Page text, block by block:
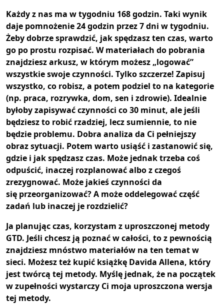
Każdy z nas ma w tygodniu 168 godzin. Taki wynik
daje pomnożenie 24 godzin przez 7 dni w tygodniu.
Żeby dobrze sprawdzić, jak spędzasz ten czas, warto
go po prostu rozpisać. W materiałach do pobrania
znajdziesz arkusz, w którym możesz „logować”
wszystkie swoje czynności. Tylko szczerze! Zapisuj
wszystko, co robisz, a potem podziel to na kategorie
(np. praca, rozrywka, dom, sen i zdrowie). Idealnie
byłoby zapisywać czynności co 30 minut, ale jeśli
będziesz to robić rzadziej, lecz sumiennie, to nie
będzie problemu. Dobra analiza da Ci pełniejszy
obraz sytuacji. Potem warto usiąść i zastanowić się,
gdzie i jak spędzasz czas. Może jednak trzeba coś
odpuścić, inaczej rozplanować albo z czegoś
zrezygnować. Może jakieś czynności da
się przeorganizować? A może oddelegować część
zadań lub inaczej je rozdzielić?
Ja planując czas, korzystam z uproszczonej metody
GTD. Jeśli chcesz ją poznać w całości, to z pewnością
znajdziesz mnóstwo materiałów na ten temat w
sieci. Możesz też kupić książkę Davida Allena, który
jest twórcą tej metody. Myślę jednak, że na początek
w zupełności wystarczy Ci moja uproszczona wersja
tej metody.